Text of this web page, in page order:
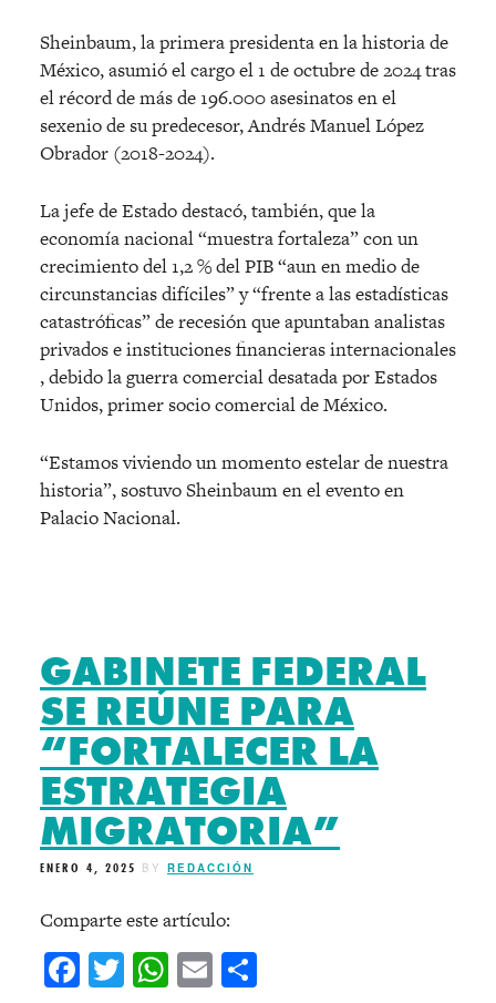
Sheinbaum, la primera presidenta en la historia de
México, asumió el cargo el 1 de octubre de 2024 tras
el récord de más de 196.000 asesinatos en el
sexenio de su predecesor, Andrés Manuel López
Obrador (2018-2024).
La jefe de Estado destacó, también, que la
economía nacional “muestra fortaleza” con un
crecimiento del 1,2 % del PIB “aun en medio de
circunstancias difíciles” y “frente a las estadísticas
catastróficas” de recesión que apuntaban analistas
privados e instituciones financieras internacionales
, debido la guerra comercial desatada por Estados
Unidos, primer socio comercial de México.
“Estamos viviendo un momento estelar de nuestra
historia”, sostuvo Sheinbaum en el evento en
Palacio Nacional.
GABINETE FEDERAL
SE REÚNE PARA
“FORTALECER LA
ESTRATEGIA
MIGRATORIA”
ENERO 4, 2025 BY REDACCIÓN
Comparte este artículo:
Facebook
Twitter
WhatsApp
Email